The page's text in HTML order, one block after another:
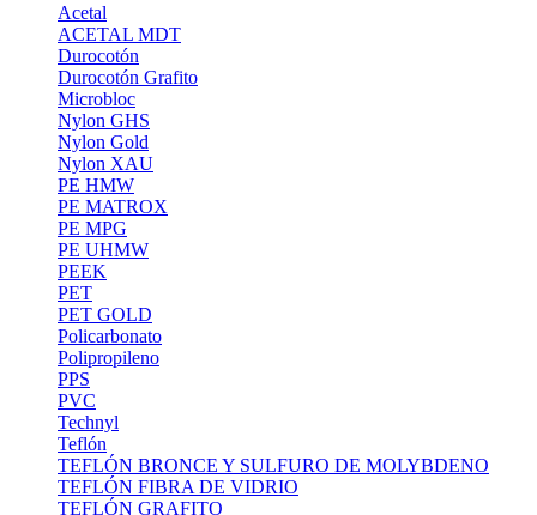
Acetal
ACETAL MDT
Durocotón
Durocotón Grafito
Microbloc
Nylon GHS
Nylon Gold
Nylon XAU
PE HMW
PE MATROX
PE MPG
PE UHMW
PEEK
PET
PET GOLD
Policarbonato
Polipropileno
PPS
PVC
Technyl
Teflón
TEFLÓN BRONCE Y SULFURO DE MOLYBDENO
TEFLÓN FIBRA DE VIDRIO
TEFLÓN GRAFITO